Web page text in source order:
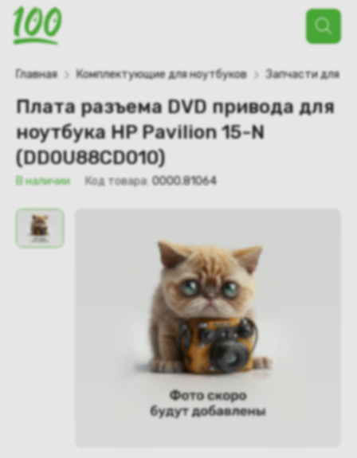
Поиск
товаров
Главная Комплектующие для ноутбуков Запчасти для
Плата разъема DVD привода для
ноутбука HP Pavilion 15-N
(DD0U88CD010)
В наличии Код товара: 0000.81064